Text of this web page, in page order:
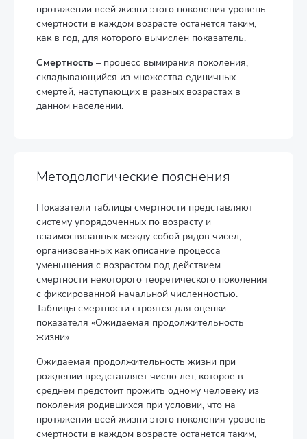
протяжении всей жизни этого поколения уровень
смертности в каждом возрасте останется таким,
как в год, для которого вычислен показатель.
Смертность – процесс вымирания поколения,
складывающийся из множества единичных
смертей, наступающих в разных возрастах в
данном населении.
Методологические пояснения
Показатели таблицы смертности представляют
систему упорядоченных по возрасту и
взаимосвязанных между собой рядов чисел,
организованных как описание процесса
уменьшения с возрастом под действием
смертности некоторого теоретического поколения
с фиксированной начальной численностью.
Таблицы смертности строятся для оценки
показателя «Ожидаемая продолжительность
жизни».
Ожидаемая продолжительность жизни при
рождении представляет число лет, которое в
среднем предстоит прожить одному человеку из
поколения родившихся при условии, что на
протяжении всей жизни этого поколения уровень
смертности в каждом возрасте останется таким,